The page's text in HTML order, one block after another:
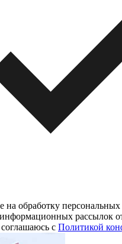
на обработку
рассылок
c Политикой